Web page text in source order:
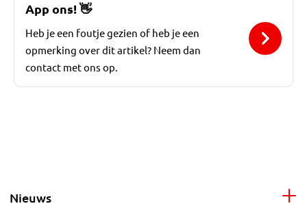
App ons!👋
Heb je een foutje gezien of heb je een
opmerking over dit artikel? Neem dan
contact met ons op.
Nieuws